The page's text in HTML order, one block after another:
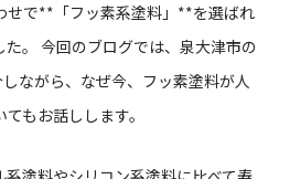
せで**「フッ素系塗料」**を選ばれ
。 今回のブログでは、泉大津市の
ながら、なぜ今、フッ素塗料が人
もお話しします。